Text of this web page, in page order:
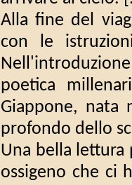
Alla fine del
con le
poetica
Giappone,
profondo dello
Una bella lettura
ossigeno che ci